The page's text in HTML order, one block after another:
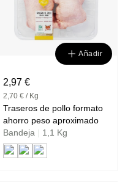
Añadir
2,97 €
2,70 € / Kg
Traseros de pollo formato
ahorro peso aproximado
Bandeja
1,1 Kg